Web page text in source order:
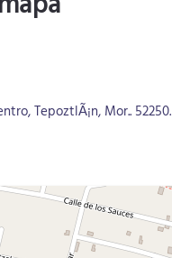
TepoztlÃ¡n, Mor.. 52250.